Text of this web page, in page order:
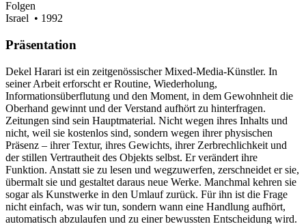
Folgen
Israel • 1992
Präsentation
Dekel Harari ist ein zeitgenössischer Mixed-Media-Künstler. In
seiner Arbeit erforscht er Routine, Wiederholung,
Informationsüberflutung und den Moment, in dem Gewohnheit die
Oberhand gewinnt und der Verstand aufhört zu hinterfragen.
Zeitungen sind sein Hauptmaterial. Nicht wegen ihres Inhalts und
nicht, weil sie kostenlos sind, sondern wegen ihrer physischen
Präsenz – ihrer Textur, ihres Gewichts, ihrer Zerbrechlichkeit und
der stillen Vertrautheit des Objekts selbst. Er verändert ihre
Funktion. Anstatt sie zu lesen und wegzuwerfen, zerschneidet er sie,
übermalt sie und gestaltet daraus neue Werke. Manchmal kehren sie
sogar als Kunstwerke in den Umlauf zurück. Für ihn ist die Frage
nicht einfach, was wir tun, sondern wann eine Handlung aufhört,
automatisch abzulaufen und zu einer bewussten Entscheidung wird.